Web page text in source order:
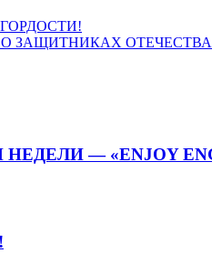
ЗАЩИТНИКАХ ОТЕЧЕСТВА
— «ENJOY